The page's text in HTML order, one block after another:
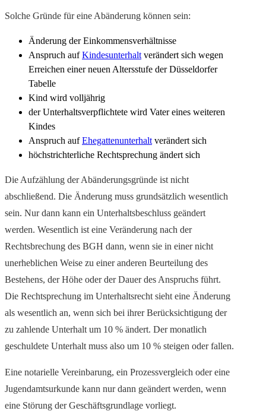
Solche Gründe für eine Abänderung können sein:
Änderung der Einkommensverhältnisse
Anspruch aufKindesunterhalt verändert sich wegen
Erreichen einer neuen Altersstufe der Düsseldorfer
Tabelle
Kind wird volljährig
der Unterhaltsverpflichtete wird Vater eines weiteren
Kindes
Anspruch aufEhegattenunterhalt verändert sich
höchstrichterliche Rechtsprechung ändert sich
Die Aufzählung der Abänderungsgründe ist nicht
abschließend. Die Änderung muss grundsätzlich wesentlich
sein. Nur dann kann ein Unterhaltsbeschluss geändert
werden. Wesentlich ist eine Veränderung nach der
Rechtsbrechung des BGH dann, wenn sie in einer nicht
unerheblichen Weise zu einer anderen Beurteilung des
Bestehens, der Höhe oder der Dauer des Anspruchs führt.
Die Rechtsprechung im Unterhaltsrecht sieht eine Änderung
als wesentlich an, wenn sich bei ihrer Berücksichtigung der
zu zahlende Unterhalt um 10 % ändert. Der monatlich
geschuldete Unterhalt muss also um 10 % steigen oder fallen.
Eine notarielle Vereinbarung, ein Prozessvergleich oder eine
Jugendamtsurkunde kann nur dann geändert werden, wenn
eine Störung der Geschäftsgrundlage vorliegt.